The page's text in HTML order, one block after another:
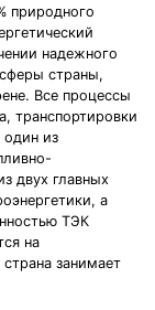
природного
надежного
страны,
Все процессы
транспортировки
один из
двух главных
а
ТЭК
на
занимает